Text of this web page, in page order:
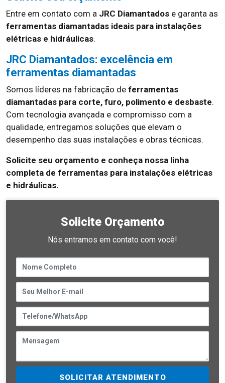
Entre em contato com a JRC Diamantados e garanta as
ferramentas diamantadas ideais para instalações
elétricas e hidráulicas.
JRC Diamantados: excelência em
ferramentas diamantadas
Somos líderes na fabricação de ferramentas
diamantadas para corte, furo, polimento e desbaste.
Com tecnologia avançada e compromisso com a
qualidade, entregamos soluções que elevam o
desempenho das suas instalações e obras técnicas.
Solicite seu orçamento e conheça nossa linha
completa de ferramentas para instalações elétricas
e hidráulicas.
Solicite Orçamento
Nós entramos em contato com você!
SOLICITAR ATENDIMENTO